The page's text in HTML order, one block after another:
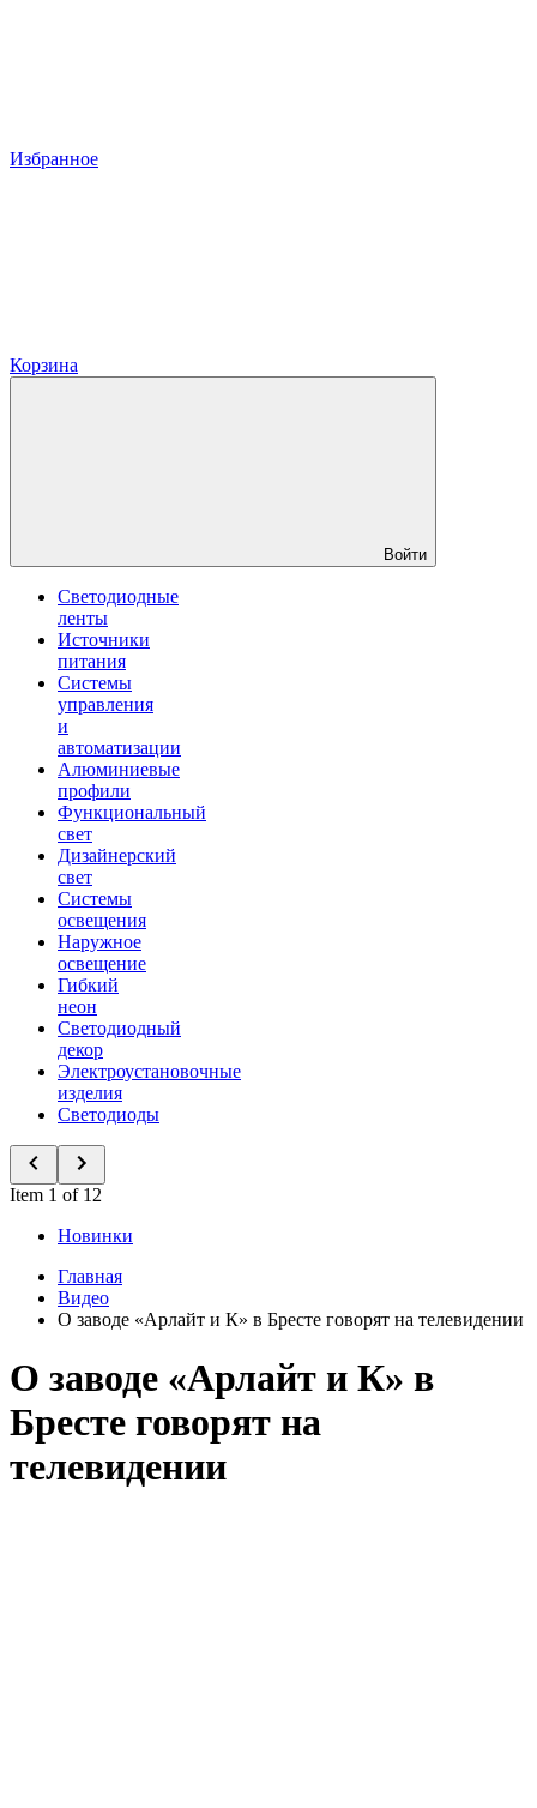
Избранное
Корзина
Войти
Светодиодные
ленты
Источники
питания
Системы
управления
и
автоматизации
Алюминиевые
профили
Функциональный
свет
Дизайнерский
свет
Системы
освещения
Наружное
освещение
Гибкий
неон
Светодиодный
декор
Электроустановочные
изделия
Светодиоды
Item 1 of 12
Новинки
Главная
Видео
О заводе «Арлайт и К» в Бресте говорят на телевидении
О заводе «Арлайт и К» в
Бресте говорят на
телевидении